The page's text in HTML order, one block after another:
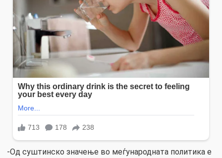
-Од суштинско значење во меѓународната политика е